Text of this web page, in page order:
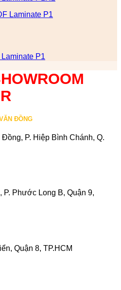
P1
ĐỒNG
P. Hiệp Bình Chánh, Q.
Phước Long B, Quận 9,
Quận 8, TP.HCM